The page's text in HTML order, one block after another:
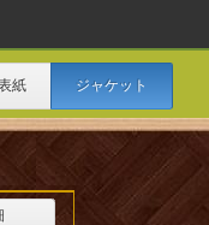
紙 ジャケット